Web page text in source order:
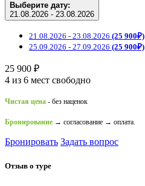
Выберите дату:
21.08.2026 - 23.08.2026
21.08.2026 - 23.08.2026 (25 900₽)
25.09.2026 - 27.09.2026 (25 900₽)
25 900 ₽
4 из 6 мест свободно
Чистая цена - без наценок
Бронирование → согласование → оплата.
Бронировать Задать вопрос
Отзыв о туре